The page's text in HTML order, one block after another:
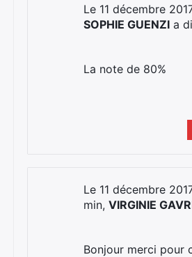
Le 11 décembre
SOPHIE GUENZI a
La note de 80%
Le 11 décembre
min, VIRGINIE
Bonjour merci pour